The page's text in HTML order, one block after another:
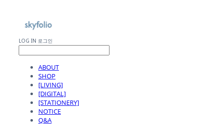
LOG IN 로그인
ABOUT
SHOP
[LIVING]
[DIGITAL]
[STATIONERY]
NOTICE
Q&A